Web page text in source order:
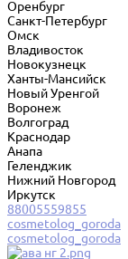
Оренбург
Санкт-Петербург
Омск
Владивосток
Новокузнецк
Ханты-Мансийск
Новый Уренгой
Воронеж
Волгоград
Краснодар
Анапа
Геленджик
Нижний Новгород
Иркутск
88005559855
cosmetolog_goroda
cosmetolog_goroda